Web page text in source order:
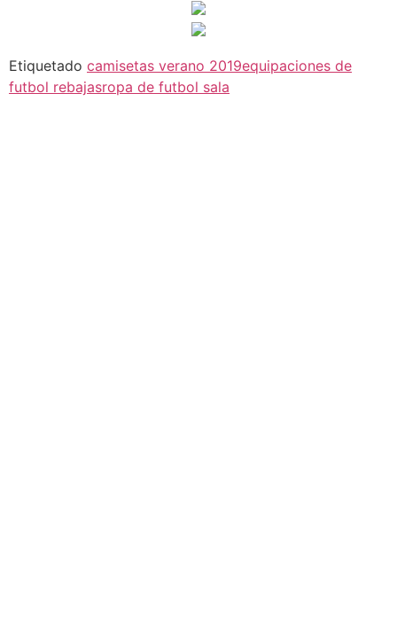
Etiquetado camisetas verano 2019equipaciones de
futbol rebajasropa de futbol sala